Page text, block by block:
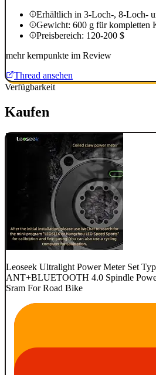
Erhältlich in 3-Loch-, 8-Loch-
Gewicht: 600 g für kompletten
Preisbereich: 120-200 $
mehr kernpunkte im Review
Thread ansehen
Verfügbarkeit
Kaufen
Leoseek Ultralight Power Meter Set
ANT+BLUETOOTH 4.0 Spindle
Sram For Road Bike